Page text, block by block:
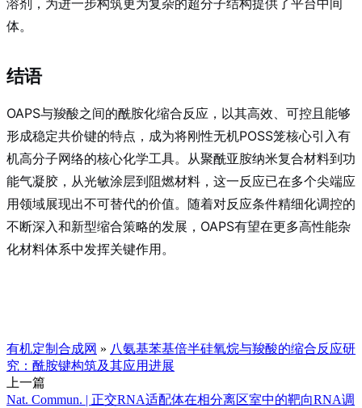
体。
结语
OAPS与羧酸之间的酰胺化缩合反应，以其高效、可控且能够
形成稳定共价键的特点，成为将刚性无机POSS笼核心引入有
机高分子网络的核心化学工具。从聚酰亚胺纳米复合材料到功
能气凝胶，从光敏涂层到阻燃材料，这一反应已在多个尖端应
用领域展现出不可替代的价值。随着对反应条件精细化调控的
不断深入和新型缩合策略的发展，OAPS有望在更多高性能杂
化材料体系中发挥关键作用。
有机定制合成网 » 八氨基苯基倍半硅氧烷与羧酸的缩合反应研
究：酰胺键构筑及其应用进展
上一篇
Nat. Commun. | 正交RNA适配体在相分离区室中的靶向RNA调